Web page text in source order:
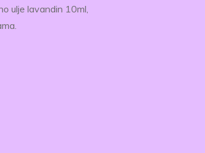
ulje lavandin 10ml,